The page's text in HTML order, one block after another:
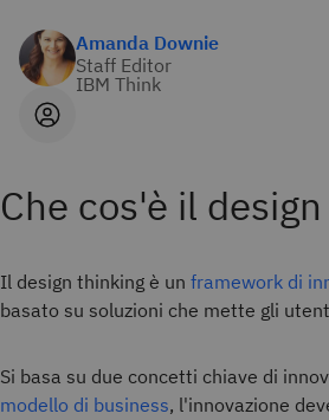
Amanda Downie
Staff Editor
IBM Think
Che cos'è il
Il design thinking è un framework di
basato su soluzioni che mette gli
Si basa su due concetti chiave di
modello di business, l'innovazione